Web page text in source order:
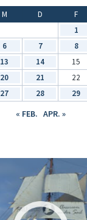
M D F
1
6 7 8
13 14 15
20 21 22
27 28 29
« FEB. APR. »